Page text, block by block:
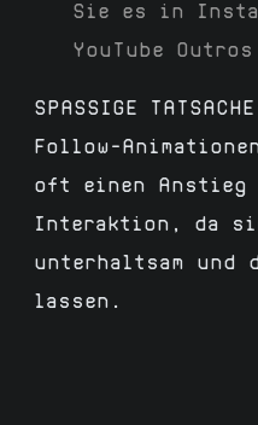
Sie es in
YouTube
SPASSIGE TATSACHE:
Follow-
oft einen Anstieg
Interaktion, da
unterhaltsam und
lassen.